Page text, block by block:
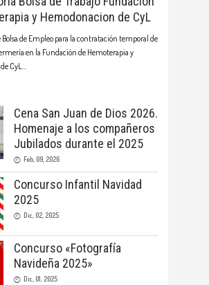
y Hemodonacion de CyL
Bolsa de Empleo para la contratación temporal de
en la Fundación de Hemoterapia y
CyL
Cena San Juan de Dios 2026.
Homenaje a los compañeros
Jubilados durante el 2025
Feb, 09, 2026
Concurso Infantil Navidad
2025
Dic, 02, 2025
Concurso «Fotografía
Navideña 2025»
Dic, 01, 2025